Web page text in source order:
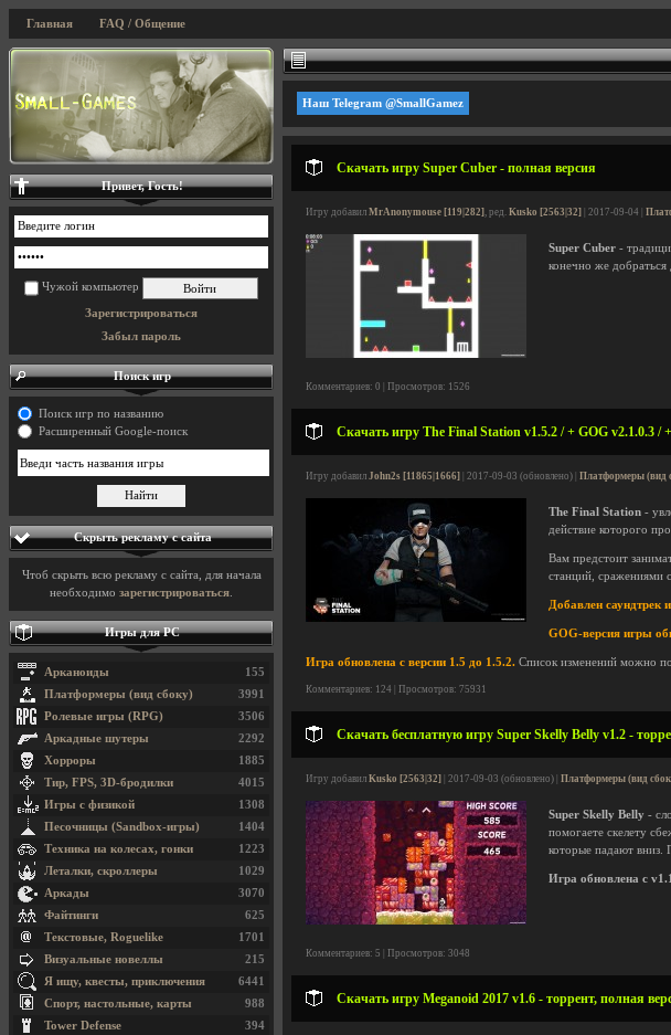
Главная FAQ / Общение
Наш Telegram @SmallGamez
Скачать игру Super Cuber - полная версия
Игру добавил MrAnonymouse [119|282], ред. Kusko [2563|32] | 2017-09-04 |
Super Cuber -
конечно же
Комментариев: 0 | Просмотров: 1526
Скачать игру The Final Station v1.5.2 / + GOG v2.1.0.3 /
Игру добавил John2s [11865|1666] | 2017-09-03 (обновлено) | Платформеры (вид
The Final Station -
действие которого
Вам предстоит
станций, сражениями
Добавлен саундтрек
GOG-версия игры
Игра обновлена с версии 1.5 до 1.5.2. Список изменений можно
Комментариев: 124 | Просмотров: 75931
Скачать бесплатную игру Super Skelly Belly v1.2 -
Игру добавил Kusko [2563|32] | 2017-09-03 (обновлено) | Платформеры (вид
Super Skelly Belly -
помогаете скелету
которые падают вниз.
Игра обновлена с
Комментариев: 5 | Просмотров: 3048
Скачать игру Meganoid 2017 v1.6 - торрент, полная
Привет, Гость!
Чужой компьютер
Зарегистрироваться
Забыл пароль
Поиск игр
Поиск игр по названию
Расширенный Google-поиск
Скрыть рекламу с сайта
Чтоб скрыть всю рекламу с сайта, для начала
необходимо зарегистрироваться
Игры для PC
155
Арканоиды
3991
Платформеры (вид сбоку)
3506
Ролевые игры (RPG)
2292
Аркадные шутеры
1885
Хорроры
4015
Тир, FPS, 3D-бродилки
1308
Игры с физикой
1404
Песочницы (Sandbox-игры)
1223
Техника на колесах, гонки
1029
Леталки, скроллеры
3070
Аркады
625
Файтинги
1701
Текстовые, Roguelike
215
Визуальные новеллы
6441
Я ищу, квесты, приключения
988
Спорт, настольные, карты
394
Tower Defense